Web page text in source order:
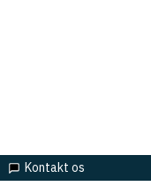
Kontakt os